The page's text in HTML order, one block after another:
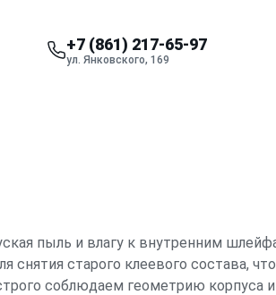
+7 (861) 217-65-97
ул. Янковского, 169
пыль и влагу к внутренним
старого клеевого состава,
соблюдаем геометрию корпуса и